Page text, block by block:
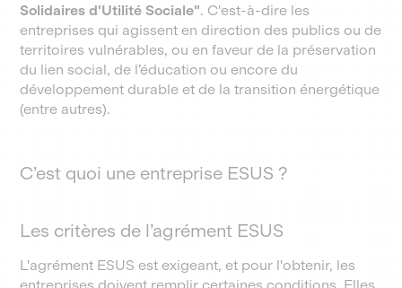
Solidaires d'Utilité Sociale". C'est-à-dire les
entreprises qui agissent en direction des publics ou de
territoires vulnérables, ou en faveur de la préservation
du lien social, de l’éducation ou encore du
développement durable et de la transition énergétique
(entre autres).
C’est quoi une entreprise ESUS ?
Les critères de l’agrément ESUS
L'agrément ESUS est exigeant, et pour l'obtenir, les